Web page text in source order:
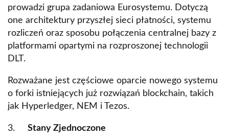
prowadzi grupa zadaniowa Eurosystemu. Dotyczą
one architektury przyszłej sieci płatności, systemu
rozliczeń oraz sposobu połączenia centralnej bazy z
platformami opartymi na rozproszonej technologii
DLT.
Rozważane jest częściowe oparcie nowego systemu
o forki istniejących już rozwiązań blockchain, takich
jak Hyperledger, NEM i Tezos.
3. Stany Zjednoczone